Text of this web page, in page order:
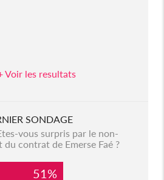
Voir les resultats
SONDAGE
vous surpris par le non-
du contrat de Emerse Faé ?
51%